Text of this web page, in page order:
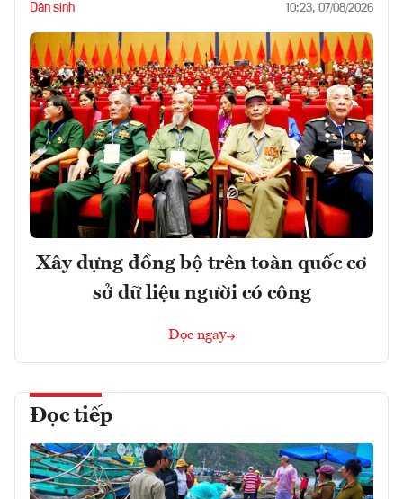
Dân sinh 10:23, 07/08/2026
Xây dựng đồng bộ trên toàn quốc cơ
sở dữ liệu người có công
Đọc ngay
Đọc tiếp